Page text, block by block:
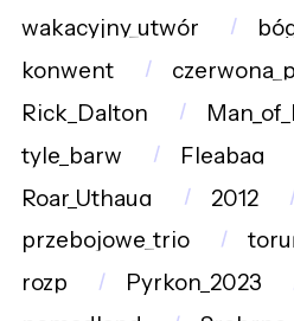
wakacyjny_utwór
konwent
Rick_Dalton
tyle_barw
Fleabag
Roar_Uthaug
2012
przebojowe_trio
rozp
Pyrkon_2023